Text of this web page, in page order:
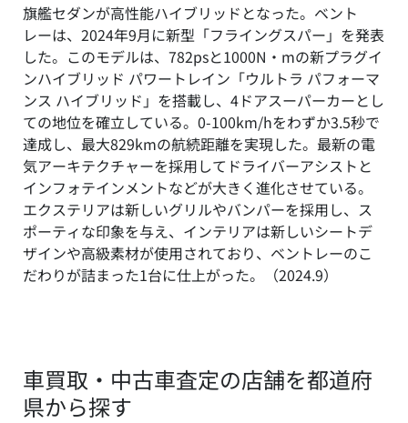
旗艦セダンが高性能ハイブリッドとなった。ベント
レーは、2024年9月に新型「フライングスパー」を発表
した。このモデルは、782psと1000N・mの新プラグイ
ンハイブリッド パワートレイン「ウルトラ パフォーマ
ンス ハイブリッド」を搭載し、4ドアスーパーカーとし
ての地位を確立している。0-100km/hをわずか3.5秒で
達成し、最大829kmの航続距離を実現した。最新の電
気アーキテクチャーを採用してドライバーアシストと
インフォテインメントなどが大きく進化させている。
エクステリアは新しいグリルやバンパーを採用し、ス
ポーティな印象を与え、インテリアは新しいシートデ
ザインや高級素材が使用されており、ベントレーのこ
だわりが詰まった1台に仕上がった。（2024.9）
車買取・中古車査定の店舗を都道府
県から探す